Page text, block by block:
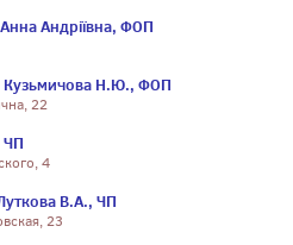
Андріївна, ФОП
Кузьмичова Н.Ю., ФОП
22
ЧП
4
В.А., ЧП
23